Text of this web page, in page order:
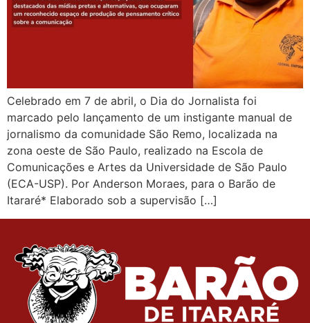
Celebrado em 7 de abril, o Dia do Jornalista foi
marcado pelo lançamento de um instigante manual de
jornalismo da comunidade São Remo, localizada na
zona oeste de São Paulo, realizado na Escola de
Comunicações e Artes da Universidade de São Paulo
(ECA-USP). Por Anderson Moraes, para o Barão de
Itararé* Elaborado sob a supervisão […]